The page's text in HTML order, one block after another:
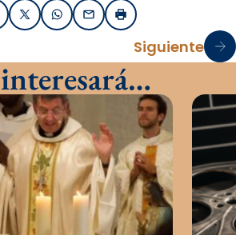
X / TwitterWhatsApp
EmailImprimir
Siguiente